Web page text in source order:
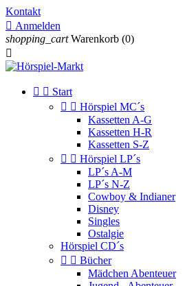
Kontakt
 Anmelden
shopping_cart Warenkorb (0)

  Start
  Hörspiel MC´s
Kassetten A-G
Kassetten H-R
Kassetten S-Z
  Hörspiel LP´s
LP´s A-M
LP´s N-Z
Cowboy & Indianer
Disney
Singles
Ostalgie
Hörspiel CD´s
  Bücher
Mädchen Abenteuer